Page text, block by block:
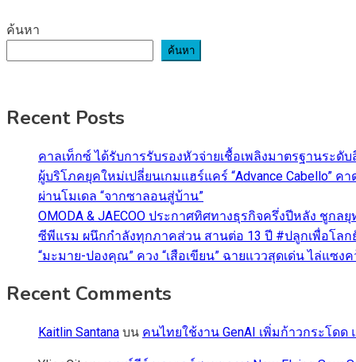
ค้นหา
ค้นหา
Recent Posts
คาลเท็กซ์ ได้รับการรับรองหัวจ่ายเชื้อเพลิงมาตรฐานร
ผู้บริโภคยุคใหม่เปลี่ยนเกมแฮร์แคร์ “Advance
ผ่านโมเดล “จากซาลอนสู่บ้าน”
OMODA & JAECOO ประกาศทิศทางธุรกิจครึ่งปีหลัง ชูกล
ซีพีแรม ผนึกกำลังทุกภาคส่วน สานต่อ 13 ปี #ปลูกเพื่อโลก
“มะมาย-ปองคุณ” ควง “เสือเขียน” ฉายแววสุดเด่น ไล่แ
Recent Comments
Kaitlin Santana บน คนไทยใช้งาน GenAI เพิ่มก้าวกระโด